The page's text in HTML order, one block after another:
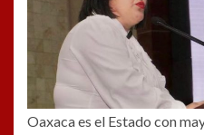
Oaxaca es el Estado con